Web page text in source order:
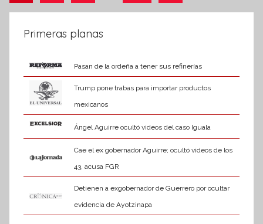
v
de
entradas
Primeras planas
Pasan de la ordeña a tener sus refinerías
Trump pone trabas para importar productos
mexicanos
Ángel Aguirre ocultó videos del caso Iguala
Cae el ex gobernador Aguirre; ocultó videos de los
43, acusa FGR
Detienen a exgobernador de Guerrero por ocultar
evidencia de Ayotzinapa